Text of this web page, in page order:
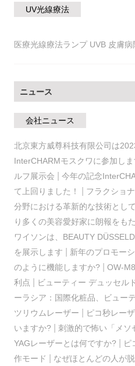
UV光線療法
医療光線療法ランプ UVB 皮膚病
ニュース
会社ニュース
北京東方威尊科技有限公司は
InterCHARMモスクワに参加しま
ルフ展示会
今年の記念
て上回りました！
フラクショ
分野における革新的な技術とし
り多くの美容愛好家に朗報をも
ワイソンは、BEAUTY
を展示します
新年のプロモー
のように機能しますか?
OW-
利点
ビューティー デュッセル
ーラシア：国際化粧品、ビュー
ツリウムレーザー
ピコ秒レー
いますか?
刺激的で怖い「メソ
YAGレーザーとは何ですか?
ピ
作モード
なぜほとんどの人が